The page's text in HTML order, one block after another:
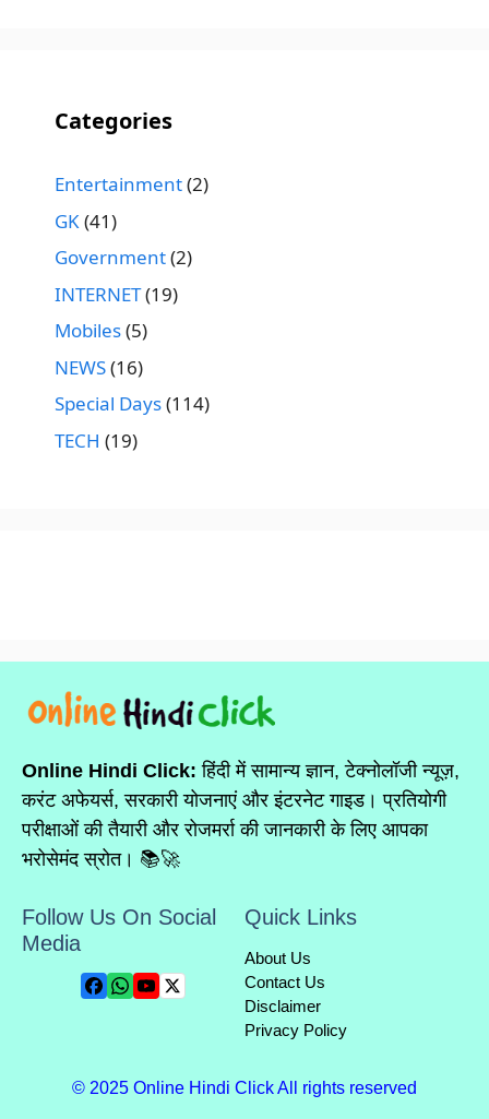
Categories
Entertainment(2)
GK(41)
Government(2)
INTERNET(19)
Mobiles(5)
NEWS(16)
Special Days(114)
TECH (19)
Online Hindi Click: हिंदी में सामान्य ज्ञान, टेक्नोलॉजी न्यूज़,
करंट अफेयर्स, सरकारी योजनाएं और इंटरनेट गाइड। प्रतियोगी
परीक्षाओं की तैयारी और रोजमर्रा की जानकारी के लिए आपका
भरोसेमंद स्रोत। 📚🚀
Follow Us On Social
Media
Quick Links
About Us
Contact Us
Disclaimer
Privacy Policy
© 2025 Online Hindi Click All rights reserved